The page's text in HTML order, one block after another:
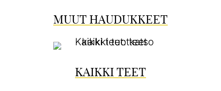
MUUT HAUDUKKEET
KAIKKI TEET